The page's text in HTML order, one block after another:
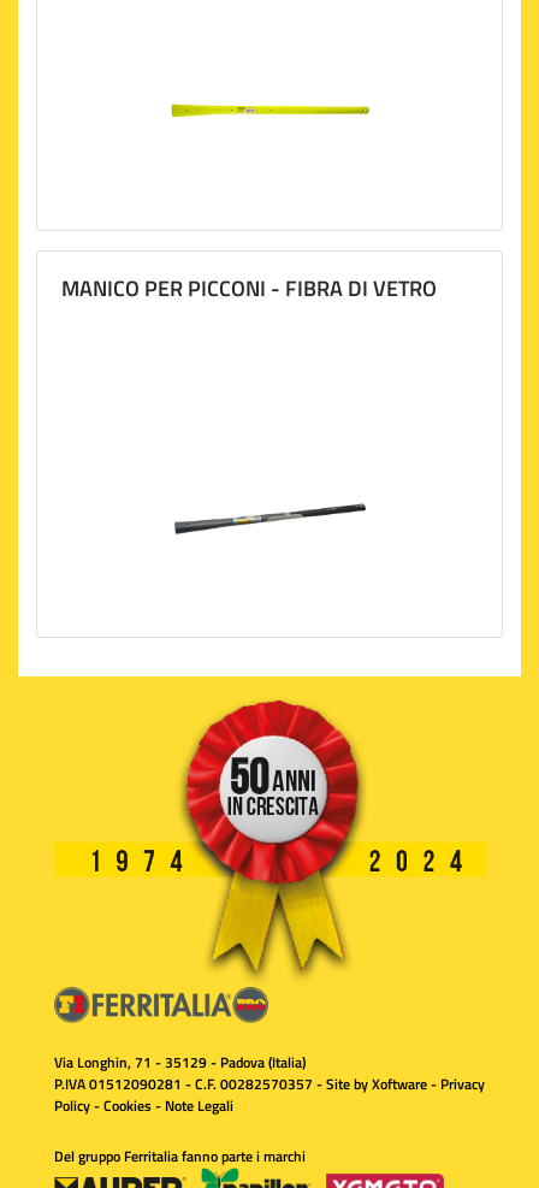
MANICO PER PICCONI - FIBRA DI VETRO
Via Longhin, 71 - 35129 - Padova (Italia)
P.IVA 01512090281 - C.F. 00282570357 - Site byXoftware- Privacy
Policy-Cookies- Note Legali
Del gruppo Ferritalia fanno parte i marchi